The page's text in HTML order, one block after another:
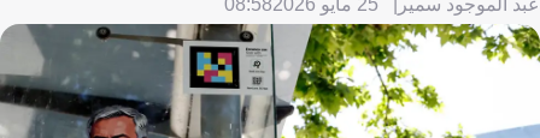
عبد الموجود سمير 25 مايو 2026 08:58